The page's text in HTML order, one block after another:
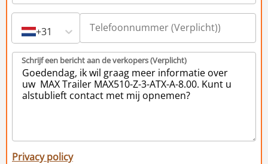
+31
Schrijf een bericht aan de verkopers (Verplicht)
Privacy policy